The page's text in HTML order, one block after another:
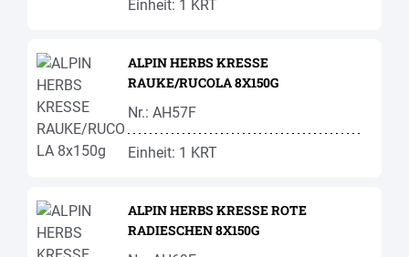
Einheit: 1 KRT
ALPIN HERBS KRESSE
RAUKE/RUCOLA 8X150G
Nr.: AH57F
Einheit: 1 KRT
ALPIN HERBS KRESSE ROTE
RADIESCHEN 8X150G